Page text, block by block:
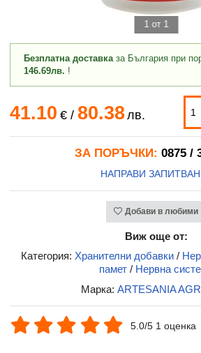
1 от 1
Безплатна доставказа България при
146.69лв. !
41.10 €/ 80.38лв.
ЗА ПОРЪЧКИ: 0875 /
НАПРАВИ
Добави в любими
Виж още от:
Категория: Хранителни добавки /
памет / Нервна
Марка: ARTESANIA
5.0/5 1 оценка